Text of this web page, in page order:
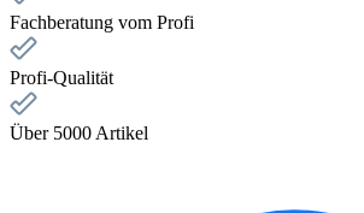
Fachberatung vom Profi
Profi-Qualität
Über 5000 Artikel